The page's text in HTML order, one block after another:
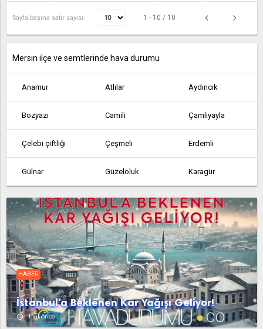
Sayfa başına satır sayısı: 1 - 10 / 10
Mersin ilçe ve semtlerinde hava durumu
Anamur Atlılar Aydıncık
Bozyazı Camili Çamlıyayla
Çelebi çiftliği Çeşmeli Erdemli
Gülnar Güzeloluk Karagür
Kargıcak Masat Mezitli
Mut Silifke Tarsus
Taşucu Tömük Yaramış
Yenice Yenice
HABER
İstanbul'a Beklenen Kar Yağışı Geliyor!
access_time 1 yıl önce